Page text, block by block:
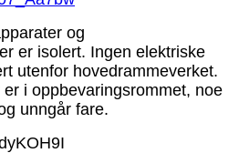
og
er isolert. Ingen elektriske
utenfor hovedrammeverket.
i oppbevaringsrommet, noe
unngår fare.